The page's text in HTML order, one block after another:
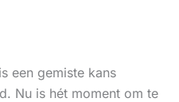
een gemiste kans
Nu is hét moment om te